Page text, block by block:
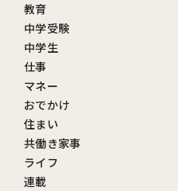
教育
中学受験
中学生
仕事
マネー
おでかけ
住まい
共働き家事
ライフ
連載